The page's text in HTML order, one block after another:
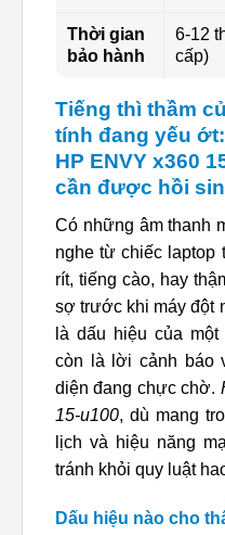
Thời gian
bảo hành
6-12
cấp)
Tiếng thì thầm
tính đang yếu
HP ENVY x360
cần được hồi
Có những âm thanh
nghe từ chiếc laptop
rít, tiếng cào, hay
sợ trước khi máy đột
là dấu hiệu của
còn là lời cảnh báo
diện đang chực chờ.
15-u100, dù mang
lịch và hiệu năng
tránh khỏi quy luật
Dấu hiệu nào cho